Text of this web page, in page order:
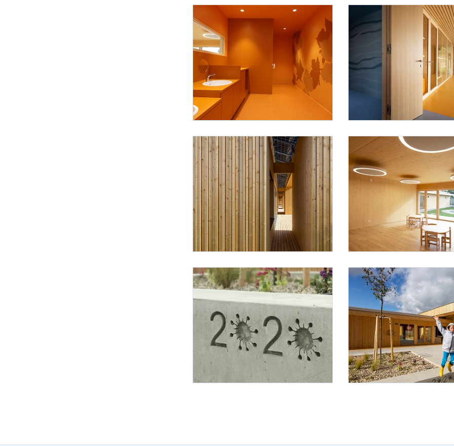
Foto 4: Juri Troy Foto 5: Juri Troy
Foto 7: Juri Troy Foto 8: Juri Troy